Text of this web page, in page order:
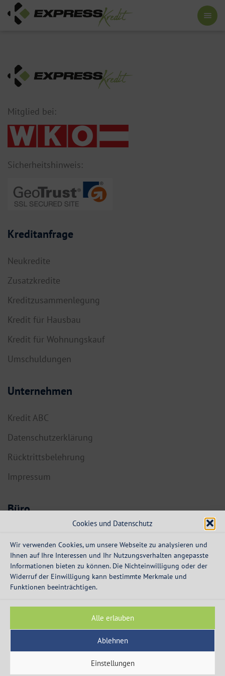
Cookies und Datenschutz
Wir verwenden Cookies, um unsere Webseite zu analysieren und
Ihnen auf Ihre Interessen und Ihr Nutzungsverhalten angepasste
Informationen bieten zu können. Die Nichteinwilligung oder der
Widerruf der Einwilligung kann bestimmte Merkmale und
Funktionen beeinträchtigen.
Alle erlauben
Ablehnen
Einstellungen
Mitglied bei:
Sicherheitshinweis:
Kreditanfrage
Neukredite
Zusatzkredite
Kreditzusammenlegung
Kredit für Hausbau
Kredit für Wohnungskauf
Umschuldungen
Unternehmen
Kredit ABC
Datenschutzerklärung
Rücktrittsbelehrung
Impressum
Büro
Dorf 55a
info@expresskredit.at
MO-DO:
08:30 – 12:30 Uhr
13:30 – 16:00 Uhr
© 2003 - 2026 - Express Kredit - die Spezialisten für